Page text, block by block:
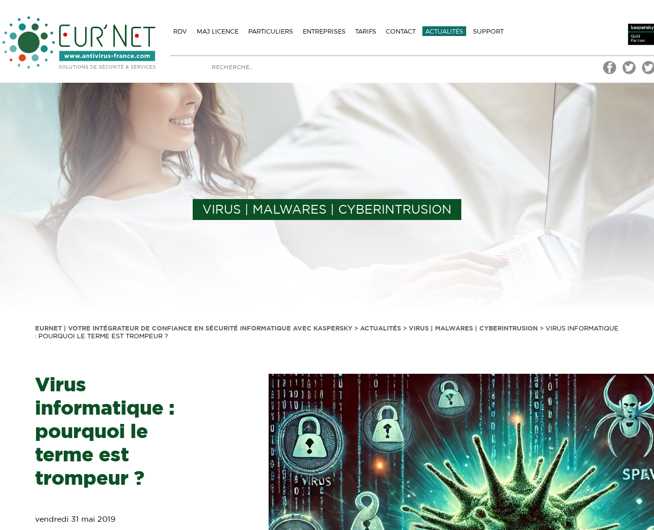
RDV MAJ LICENCE PARTICULIERS ENTREPRISES TARIFS CONTACT ACTUALITÉS SUPPORT
VIRUS | MALWARES | CYBERINTRUSION
EURNET | VOTRE INTÉGRATEUR DE CONFIANCE EN SÉCURITÉ INFORMATIQUE AVEC KASPERSKY > ACTUALITÉS > VIRUS | MALWARES | CYBERINTRUSION > VIRUS INFORMATIQUE
: POURQUOI LE TERME EST TROMPEUR ?
Virus
informatique :
pourquoi le
terme est
trompeur ?
vendredi 31 mai 2019